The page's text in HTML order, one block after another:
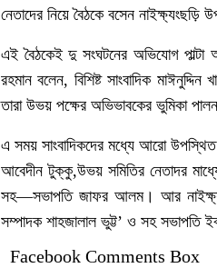
নেতাদের নিয়ে বৈঠকে বসেন নাইক্ষ্যংছড়ি
এই বৈঠকেই দু সংঘটনের অভিযোগ
রহমান বলেন, বিশিষ্ট সাংবাদিক
তারা উভয় পক্ষের অভিভাবকের ভুমিকা
এ সময় সাংবাদিকদের মধ্যে আরো
আবেদীন টুক্কু,উভয় সমিতির নেতাদর
সহ—সভাপতি জাফর আলম। আর
সম্পাদক শাহজালাল ভুট্ট’ ও সহ সভাপতি
Facebook Comments Box